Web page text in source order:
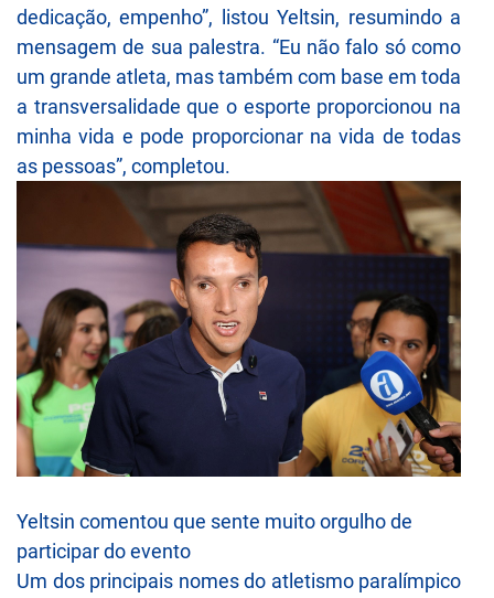
dedicação, empenho”, listou Yeltsin, resumindo a
mensagem de sua palestra. “Eu não falo só como
um grande atleta, mas também com base em toda
a transversalidade que o esporte proporcionou na
minha vida e pode proporcionar na vida de todas
as pessoas”, completou.
Yeltsin comentou que sente muito orgulho de
participar do evento
Um dos principais nomes do atletismo paralímpico